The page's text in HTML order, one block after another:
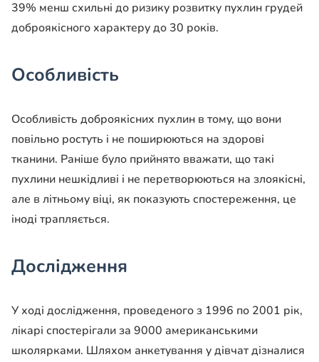
39% менш схильні до ризику розвитку пухлин грудей
доброякісного характеру до 30 років.
Особливість
Особливість доброякісних пухлин в тому, що вони
повільно ростуть і не поширюються на здорові
тканини. Раніше було прийнято вважати, що такі
пухлини нешкідливі і не перетворюються на злоякісні,
але в літньому віці, як показують спостереження, це
іноді трапляється.
Дослідження
У ході дослідження, проведеного з 1996 по 2001 рік,
лікарі спостерігали за 9000 американськими
школярками. Шляхом анкетування у дівчат дізналися